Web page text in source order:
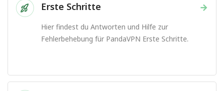
→
Erste Schritte
Hier findest du Antworten und Hilfe zur
Fehlerbehebung für PandaVPN Erste Schritte.